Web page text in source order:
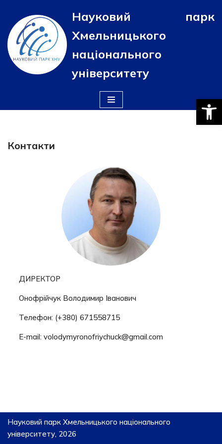
Перейти
до
вмісту
Науковий парк
Хмельницького
національного
університету
Контакти
ДИРЕКТОР
Онофрійчук Володимир Іванович
Телефон: (+380) 671558715
E-mail: volodymyronofriychuck@gmail.com
Науковий парк Хмельницького національного
університету, 2026